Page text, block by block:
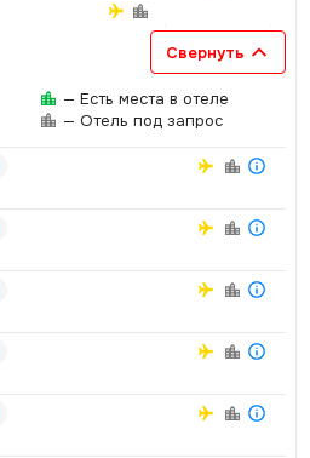
Свернуть
— Есть места в отеле
— Отель под запрос